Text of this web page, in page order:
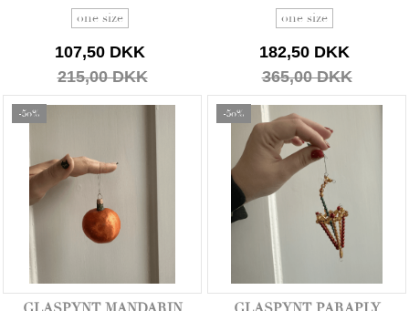
one size
107,50 DKK
215,00 DKK
one size
182,50 DKK
365,00 DKK
-50% -50%